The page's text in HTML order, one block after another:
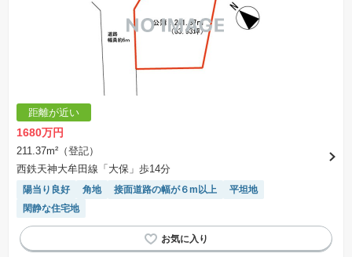
距離が近い
1680万円
211.37m²（登記）
西鉄天神大牟田線「大保」歩14分
陽当り良好 角地 接面道路の幅が６m以上
平坦地
閑静な住宅地